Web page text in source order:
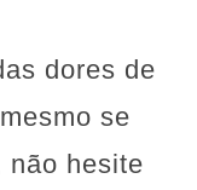
dores de
se
não hesite